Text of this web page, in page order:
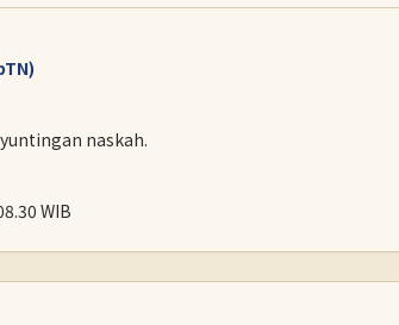
naskah.
WIB